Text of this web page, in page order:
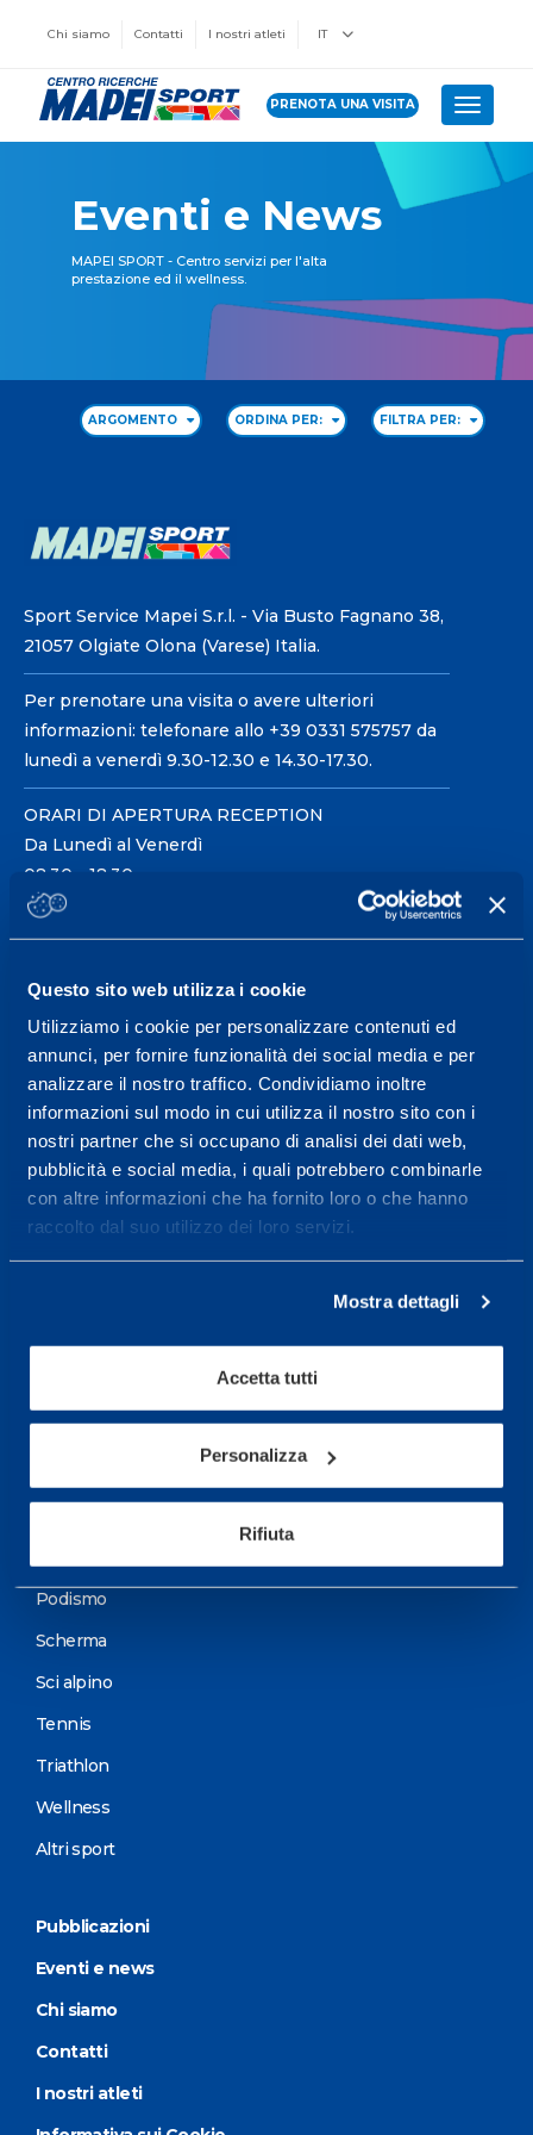
Questo sito web utilizza i cookie
Utilizziamo i cookie per personalizzare contenuti ed
annunci, per fornire funzionalità dei social media e per
analizzare il nostro traffico. Condividiamo inoltre
informazioni sul modo in cui utilizza il nostro sito con i
nostri partner che si occupano di analisi dei dati web,
pubblicità e social media, i quali potrebbero combinarle
con altre informazioni che ha fornito loro o che hanno
raccolto dal suo utilizzo dei loro servizi.
Mostra dettagli
Accetta tutti
Personalizza
Rifiuta
Chi siamo Contatti I nostri atleti IT
PRENOTA UNA VISITA Toggle
Eventi e News
MAPEI SPORT - Centro servizi per l'alta
prestazione ed il wellness.
ARGOMENTO ORDINA PER: FILTRA PER:
Sport Service Mapei S.r.l. - Via Busto Fagnano 38,
21057 Olgiate Olona (Varese) Italia.
Per prenotare una visita o avere ulteriori
informazioni: telefonare allo +39 0331 575757 da
lunedì a venerdì 9.30-12.30 e 14.30-17.30.
ORARI DI APERTURA RECEPTION
Da Lunedì al Venerdì
08.30 - 18.30
Centro servizi per l'alta
prestazione ed il
wellness.
Maggiori informazioni
Servizi
Servizi Medici
Test di valutazione
Podismo
Scherma
Sci alpino
Tennis
Triathlon
Wellness
Altri sport
Pubblicazioni
Eventi e news
Chi siamo
Contatti
I nostri atleti